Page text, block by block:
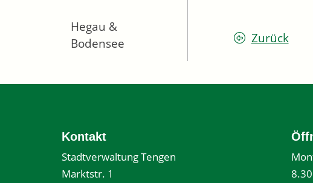
Hegau &
Bodensee
Zurück
Kontakt
Stadtverwaltung Tengen
Marktstr. 1